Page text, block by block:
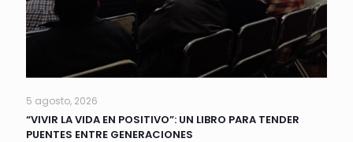
5 agosto, 2026
“VIVIR LA VIDA EN POSITIVO”: UN LIBRO PARA TENDER
PUENTES ENTRE GENERACIONES